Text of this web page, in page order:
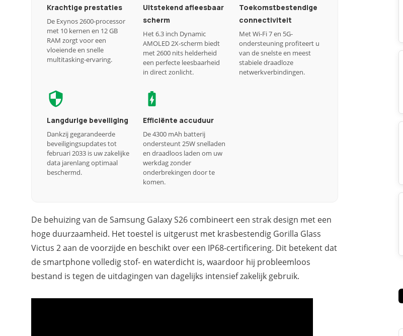
Krachtige prestaties
De Exynos 2600-processor
met 10 kernen en 12 GB
RAM zorgt voor een
vloeiende en snelle
multitasking-ervaring.
Uitstekend afleesbaar
scherm
Het 6.3 inch Dynamic
AMOLED 2X-scherm biedt
met 2600 nits helderheid
een perfecte leesbaarheid
in direct zonlicht.
Toekomstbestendige
connectiviteit
Met Wi-Fi 7 en 5G-
ondersteuning profiteert u
van de snelste en meest
stabiele draadloze
netwerkverbindingen.
Langdurige beveiliging
Dankzij gegarandeerde
beveiligingsupdates tot
februari 2033 is uw zakelijke
data jarenlang optimaal
beschermd.
Efficiënte accuduur
De 4300 mAh batterij
ondersteunt 25W snelladen
en draadloos laden om uw
werkdag zonder
onderbrekingen door te
komen.
De behuizing van de Samsung Galaxy S26 combineert een strak design met een
hoge duurzaamheid. Het toestel is uitgerust met krasbestendig Gorilla Glass
Victus 2 aan de voorzijde en beschikt over een IP68-certificering. Dit betekent dat
de smartphone volledig stof- en waterdicht is, waardoor hij probleemloos
bestand is tegen de uitdagingen van dagelijks intensief zakelijk gebruik.